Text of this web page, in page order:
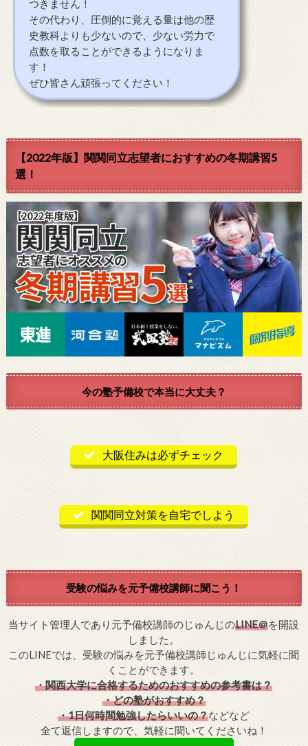
つきません！
その代わり、圧倒的に覚える量は他の歴
史教科よりも少ないので、少ない労力で
点数を取ることができるようになりま
す！
ぜひ皆さん頑張ってください！
【2022年版】関関同立志望者におすすめの冬期講習5
選！
今の塾予備校で本当に大丈夫？
大阪住みは必ずチェック
関関同立対策を自宅でしよう
受験の悩みを元予備校講師に聞こう！
当サイト管理人であり元予備校講師のじゅんじのLINE＠を開設
しました。
このLINEでは、受験の悩みを元予備校講師じゅんじに気軽に聞
くことができます。
・関西大学に合格するためのおすすめの参考書は？
・どの塾がおすすめ？
・1日何時間勉強したらいいの？などなど
全て返信しますので、気軽に聞いてくださいね！